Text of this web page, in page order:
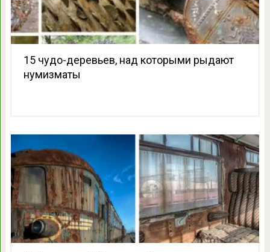
15 чудо-деревьев, над которыми рыдают
нумизматы